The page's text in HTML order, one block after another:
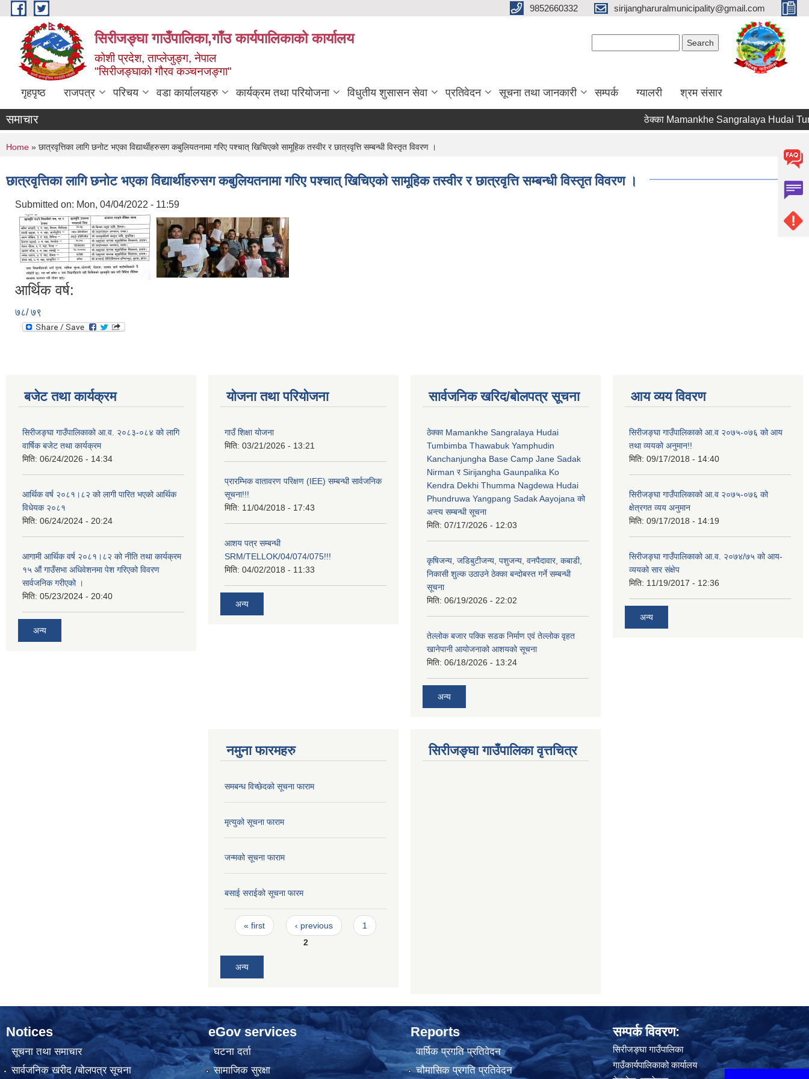
Skip to main content 9852660332 sirijangharuralmunicipality@gmail.com
सिरीजङ्घा गाउँपालिका,गाँउ कार्यपालिकाको कार्यालय
कोशी प्रदेश, ताप्लेजुङ्ग, नेपाल
"सिरीजङ्घाको गौरव कञ्चनजङ्गा"
गृहपृष्ठ राजपत्र परिचय वडा कार्यालयहरु कार्यक्रम तथा परियोजना विधुतीय शुसासन सेवा प्रतिवेदन सूचना तथा जानकारी सम्पर्क ग्यालरी श्रम संसार
समाचार ठेक्का Mamankhe Sangralaya Hudai
You are here
Home » छात्रवृत्तिका लागि छनोट भएका विद्यार्थीहरुसग कबुलियतनामा गरिए पश्चात् खिचिएको सामूहिक तस्वीर र छात्रवृत्ति सम्बन्धी विस्तृत विवरण ।
छात्रवृत्तिका लागि छनोट भएका विद्यार्थीहरुसग कबुलियतनामा गरिए पश्चात् खिचिएको सामूहिक तस्वीर र छात्रवृत्ति सम्बन्धी विस्तृत विवरण ।
Submitted on: Mon, 04/04/2022 - 11:59
आर्थिक वर्ष:
७८/ ७९
बजेट तथा कार्यक्रम
सिरीजङ्घा गाउँपालिकाको आ.व. २०८३-०८४ को लागि
वार्षिक बजेट तथा कार्यक्रम
मिति: 06/24/2026 - 14:34
आर्थिक वर्ष २०८१।८२ को लागी पारित भएको आर्थिक
विधेयक २०८१
मिति: 06/24/2024 - 20:24
आगामी आर्थिक वर्ष २०८१।८२ को नीति तथा कार्यक्रम
१५ औं गाउँसभा अधिवेशनमा पेश गरिएको विवरण
सार्वजनिक गरीएको ।
मिति: 05/23/2024 - 20:40
अन्य
योजना तथा परियोजना
गाउँ शिक्षा योजना
मिति: 03/21/2026 - 13:21
प्रारम्भिक वातावरण परिक्षण (IEE) सम्बन्धी सार्वजनिक
सूचना!!!
मिति: 11/04/2018 - 17:43
आशय पत्र सम्बन्धी
SRM/TELLOK/04/074/075!!!
मिति: 04/02/2018 - 11:33
अन्य
सार्वजनिक खरिद/बोलपत्र सूचना
ठेक्का Mamankhe Sangralaya Hudai
Tumbimba Thawabuk Yamphudin
Kanchanjungha Base Camp Jane Sadak
Nirman र Sirijangha Gaunpalika Ko
Kendra Dekhi Thumma Nagdewa Hudai
Phundruwa Yangpang Sadak Aayojana को
अन्त्य सम्बन्धी सूचना
मिति: 07/17/2026 - 12:03
कृषिजन्य, जडिबुटीजन्य, पशुजन्य, वनपैदावार, कबाडी,
निकासी शुल्क उठाउने ठेक्का बन्दोबस्त गर्ने सम्बन्धी
सूचना
मिति: 06/19/2026 - 22:02
तेल्लोक बजार पक्कि सडक निर्माण एवं तेल्लोक वृहत
खानेपानी आयोजनाको आशयको सूचना
मिति: 06/18/2026 - 13:24
अन्य
आय व्यय विवरण
सिरीजङ्घा गाउँपालिकाको आ.व २०७५-०७६ को आय
तथा व्ययको अनुमान!!
मिति: 09/17/2018 - 14:40
सिरीजङ्घा गाउँपालिकाको आ.व २०७५-०७६ को
क्षेत्रगत व्यय अनुमान
मिति: 09/17/2018 - 14:19
सिरीजङ्घा गाउँपालिकाको आ.व. २०७४/७५ को आय-
व्ययको सार संक्षेप
मिति: 11/19/2017 - 12:36
अन्य
नमुना फारमहरु
समबन्ध विच्छेदको सूचना फाराम
मृत्युको सूचना फाराम
जन्मको सूचना फाराम
बसाई सराईको सूचना फारम
Pages
« first ‹ previous
1
2
अन्य
सिरीजङ्घा गाउँपालिका वृत्तचित्र
Notices
सूचना तथा समाचार
सार्वजनिक खरीद /बोलपत्र सूचना
eGov services
घटना दर्ता
सामाजिक सुरक्षा
Reports
वार्षिक प्रगति प्रतिवेदन
चौमासिक प्रगति प्रतिवेदन
सम्पर्क विवरण:
सिरीजङ्घा गाउँपालिका
गाउँकार्यपालिकाको कार्यालय